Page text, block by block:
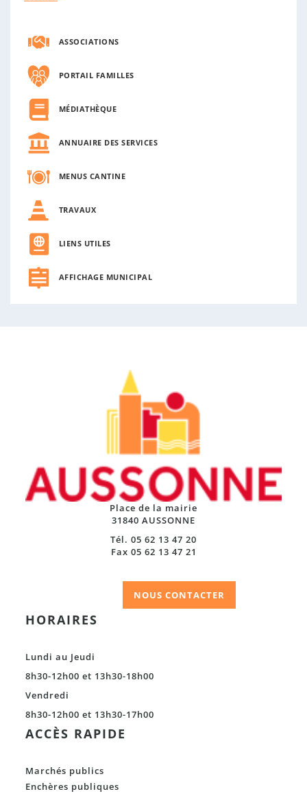
ASSOCIATIONS
PORTAIL FAMILLES
MÉDIATHÈQUE
ANNUAIRE DES SERVICES
MENUS CANTINE
TRAVAUX
LIENS UTILES
AFFICHAGE MUNICIPAL
Place de la mairie
31840 AUSSONNE
Tél. 05 62 13 47 20
Fax 05 62 13 47 21
NOUS CONTACTER
HORAIRES
Lundi au Jeudi
8h30-12h00 et 13h30-18h00
Vendredi
8h30-12h00 et 13h30-17h00
ACCÈS RAPIDE
Marchés publics
Enchères publiques